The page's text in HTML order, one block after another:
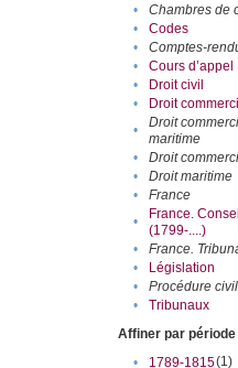
•
Chambres de
•
Codes
•
Comptes-
•
Cours d’appel
•
Droit civil
•
Droit
•
Droit
maritime
• Droit
•
Droit maritime
•
France
•
France.
(1799-....)
• France.
•
Législation
•
Procédure
•
Tribunaux
Affiner par période
•
1789-1815(1)